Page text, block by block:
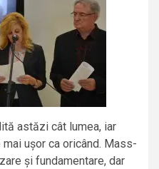
astăzi cât lumea, iar
ușor ca oricând. Mass-
și fundamentare, dar